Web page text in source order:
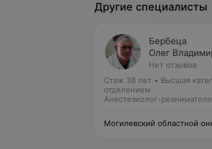
Другие специалисты
Бербеца
Олег
Нет отзывов
Стаж 38 лет • Высшая
отделением
Анестезиолог-
Могилевский областной